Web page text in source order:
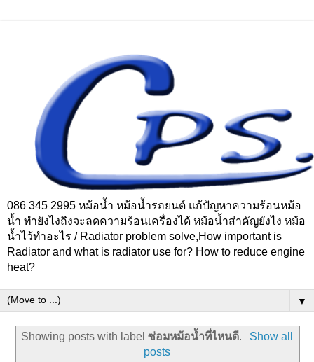
086 345 2995 หม้อน้ำ หม้อน้ำรถยนต์ แก้ปัญหาความร้อนหม้อ
น้ำ ทำยังไงถึงจะลดความร้อนเครื่องได้ หม้อน้ำสำคัญยังไง หม้อ
น้ำไว้ทำอะไร / Radiator problem solve,How important is
Radiator and what is radiator use for? How to reduce engine
heat?
▼
Showing posts with labelซ่อมหม้อน้ำที่ไหนดี.
Show all
posts